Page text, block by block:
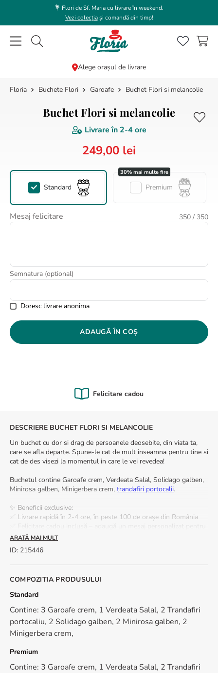
💐 Flori de Sf. Maria cu livrare în weekend.
Vezi colecțiași comandă din timp!
Caută flori, plante, cadouri...
Alege orașul de livrare
Buchete Flori Garoafe Buchet Flori si melancolie
Buchet Flori si melancolie
Livrare în 2-4 ore
249,00 lei
Standard Premium
Mesaj felicitare 350 / 350
Semnatura (optional)
Doresc livrare anonima
ADAUGĂ ÎN COȘ
Felicitare cadou
DESCRIERE BUCHET FLORI SI MELANCOLIE
Un buchet cu dor si drag de persoanele deosebite, din viata ta,
care se afla departe. Spune-le cat de mult inseamna pentru tine si
cat de des visezi la momentul in care le vei revedea!
Buchetul contine Garoafe crem, Verdeata Salal, Solidago galben,
Minirosa galben, Minigerbera crem, trandafiri portocalii.
✨ Beneficii exclusive:
✅ Livrare rapidă în 2-4 ore, în peste 100 de orașe din România
✅ Felicitare cadou inclusă – adaugă un mesaj personalizat pentru
un impact emoțional puternic.
*Pentru ca lucram doar cu flori naturale, proaspete, nuanta
acestora poate fi diferita fata de fotografia de prezentare.
🌿 Vrei ca acest buchet sa reziste cat mai mult? Iata cum poti sa
pastrezi florile proaspete cat mai mult timp:
- Foloseste apa plata. Umple vaza pana la jumatate.
- Toarna in apa putina zeama de lamaie si putin zahar.
- Atunci cand tai coditele florilor, e indicat sa faci acest lucru sub
apa. Taiate in aer liber, tija absoarbe aer, ducand la moartea
prematura a plantei. Taie codita oblic, aproximativ 2 cm.
- Cand pui florile in vaza, nu lasa apa pe tulpina, muguri sau
frunze.
- Schimba apa zilnic.
ARATĂ MAI MULT
ID: 215446
COMPOZITIA PRODUSULUI
Standard
Contine: 3 Garoafe crem, 1 Verdeata Salal, 2 Trandafiri
portocaliu, 2 Solidago galben, 2 Minirosa galben, 2
Minigerbera crem,
Premium
Contine: 3 Garoafe crem, 1 Verdeata Salal, 2 Trandafiri
CĂUTĂRI POPULARE
5.
buchet lalele
hortensie
7.
buchet trandafiri
8.
buchet crini